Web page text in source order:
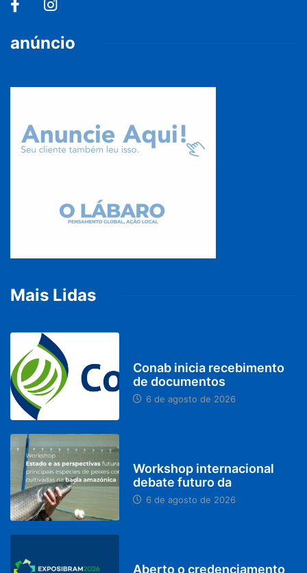
anúncio
Mais Lidas
Conab inicia recebimento
de documentos
6 de agosto de 2026
Workshop internacional
debate futuro da
6 de agosto de 2026
Aberto o credenciamento